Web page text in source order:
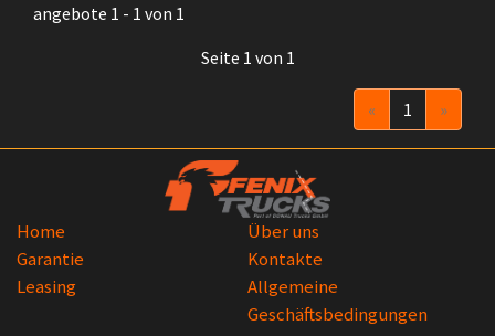
angebote 1 - 1 von 1
Seite 1 von 1
« Vorheriger
1 »
Home
Garantie
Leasing
Über uns
Kontakte
Allgemeine
Geschäftsbedingungen